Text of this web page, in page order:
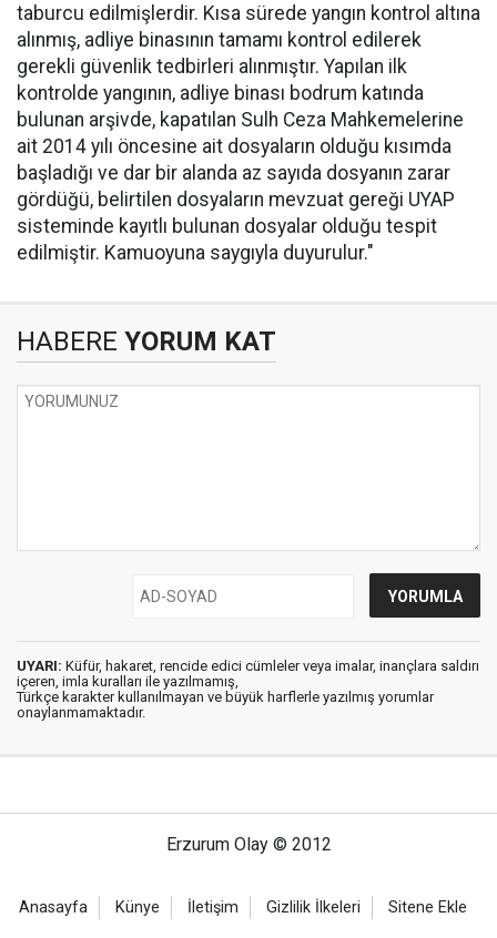
taburcu edilmişlerdir. Kısa sürede yangın kontrol altına
alınmış, adliye binasının tamamı kontrol edilerek
gerekli güvenlik tedbirleri alınmıştır. Yapılan ilk
kontrolde yangının, adliye binası bodrum katında
bulunan arşivde, kapatılan Sulh Ceza Mahkemelerine
ait 2014 yılı öncesine ait dosyaların olduğu kısımda
başladığı ve dar bir alanda az sayıda dosyanın zarar
gördüğü, belirtilen dosyaların mevzuat gereği UYAP
sisteminde kayıtlı bulunan dosyalar olduğu tespit
edilmiştir. Kamuoyuna saygıyla duyurulur."
HABERE YORUM KAT
UYARI: Küfür, hakaret, rencide edici cümleler veya imalar, inançlara saldırı
içeren, imla kuralları ile yazılmamış,
Türkçe karakter kullanılmayan ve büyük harflerle yazılmış yorumlar
onaylanmamaktadır.
Erzurum Olay © 2012
Anasayfa Künye İletişim Gizlilik İlkeleri Sitene Ekle